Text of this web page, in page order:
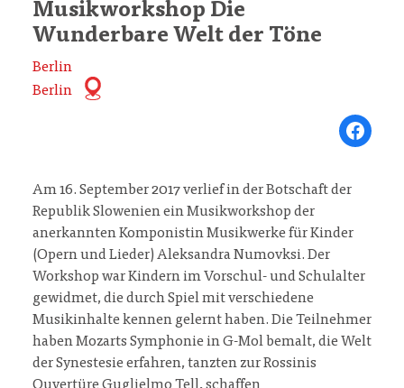
Musikworkshop Die
Wunderbare Welt der Töne
Berlin
Berlin
Share on
Am 16. September 2017 verlief in der Botschaft der
Republik Slowenien ein Musikworkshop der
anerkannten Komponistin Musikwerke für Kinder
(Opern und Lieder) Aleksandra Numovksi. Der
Workshop war Kindern im Vorschul- und Schulalter
gewidmet, die durch Spiel mit verschiedene
Musikinhalte kennen gelernt haben. Die Teilnehmer
haben Mozarts Symphonie in G-Mol bemalt, die Welt
der Synestesie erfahren, tanzten zur Rossinis